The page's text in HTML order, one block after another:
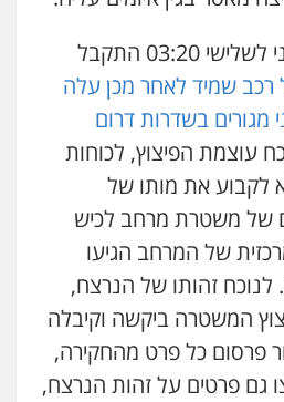
כזכור, בלילה שבין שני לשלישי 03:20 התקבל
רכב שמיד לאחר מכן עלה
מגורים בשדרות דרום
עוצמת הפיצוץ, לכוחות
לקבוע את מותו של
של משטרת מרחב לכיש
של המרחב הגיעו
לנוכח זהותו של הנרצח,
המשטרה ביקשה וקיבלה
פרסום כל פרט מהחקירה,
גם פרטים על זהות הנרצח,